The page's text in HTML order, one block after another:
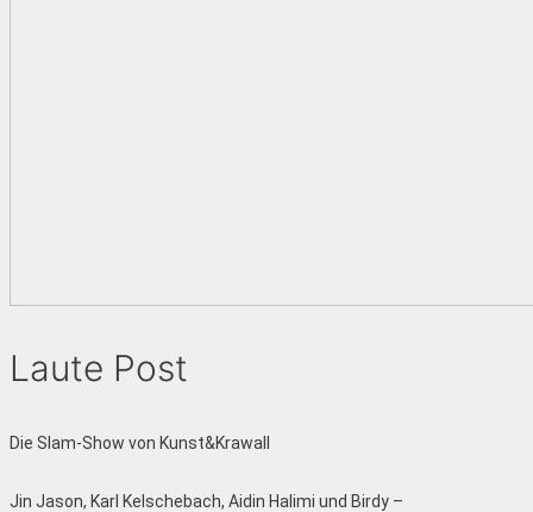
Laute Post
Die Slam-Show von Kunst&Krawall
Jin Jason, Karl Kelschebach, Aidin Halimi und Birdy –